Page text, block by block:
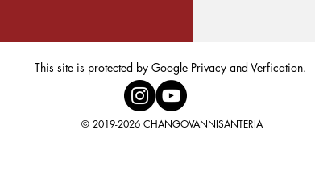
This site is protected by Google Privacy and Verfication.
© 2019-2026 CHANGOVANNISANTERIA